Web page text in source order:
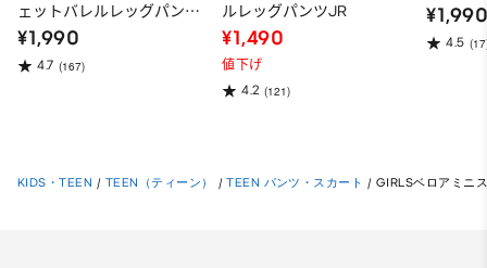
ェットバレルレッグパンツ
JR
¥1,990
4.7 (167)
ルレッグパンツJR
¥1,490
値下げ
4.2 (121)
4.5
KIDS・TEEN / TEEN（ティーン） / TEEN パンツ・スカート / GIRLSベロアミニ